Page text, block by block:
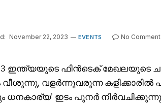
November 22, 2023 EVENTS No
ഇന്ത്യയുടെ ഫിൻടെക് മേഖലയുടെ
വീശുന്നു, വളർന്നുവരുന്ന
ധനകാര്യ’ ഇടം പുനർ നിർവചിക്കുന്നു.